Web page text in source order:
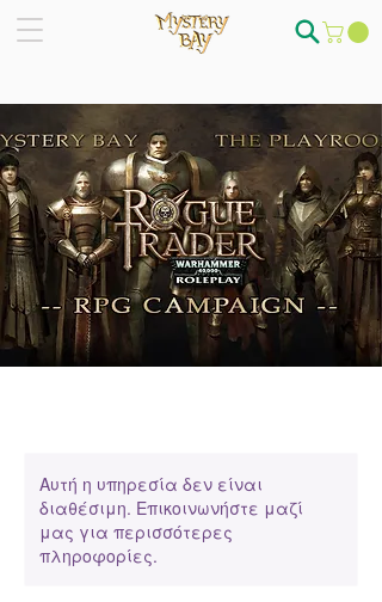
Αυτή η υπηρεσία δεν είναι
διαθέσιμη. Επικοινωνήστε μαζί
μας για περισσότερες
πληροφορίες.